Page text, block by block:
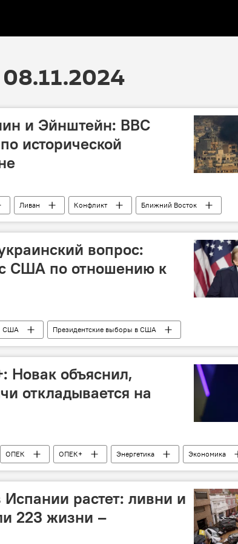
и Эйнштейн: ВВС
исторической
Ливан Конфликт
Ближний Восток
Россия Поэзия
вопрос:
США по отношению к
США
Президентские выборы в США
Президент Украина
СВО
Политика
объяснил,
откладывается на
ОПЕК ОПЕК+ Энергетика
Экономика
Рынок Бензин Декабрь
растет: ливни и
223 жизни –